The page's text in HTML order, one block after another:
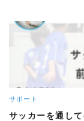
サポート
サッカーを通し